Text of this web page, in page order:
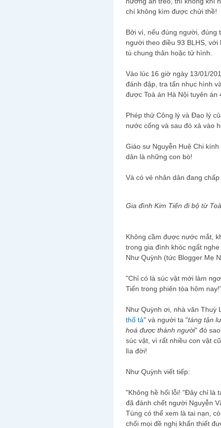
chí không kìm được chửi thề!
Bởi vì, nếu đúng người, đúng
người theo điều 93 BLHS,
tù chung thân hoặc tử hình.
Vào lúc 16 giờ ngày 13/01/
đánh đập, tra tấn nhục hình
được Toà án Hà Nội tuyên
Phép thử Công lý và Đạo lý
nước cống và sau đó xả vào
Giáo sư Nguyễn Huệ Chi
dân là những con bò!
Và có vẻ nhân dân đang
Gia đình Kim Tiến đi bộ từ
Không cầm được nước mắt,
trong gia đình khóc ngất
Như Quỳnh (tức Blogger Mẹ
"Chỉ có là súc vật mới làm
Tiến trong phiên tòa hôm
Như Quỳnh ơi, nhà văn Thuỳ
thổ tả" và người ta "táng tận
hoá được thành người" đó
súc vật, vì rất nhiều con vật
lìa đời!
Như Quỳnh viết tiếp:
"Không hề hối lỗi! "Đây chỉ là
đã đánh chết người Nguyễn
Tùng có thể xem là tai nạn,
chối mọi đề nghị khẩn thiết